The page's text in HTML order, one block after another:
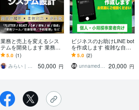
業務と売上を変えるシス
テムを開発します 業務効
率化・売上アップにつな
がる設計“実用性重視”
5.0 (1)
みらい｜開発×SNS×デザイン
50,000 円
ビジネスのお助けLINE bot
を作成します 複雑な自動
返答やアカウント別の返
答内容にも対応します。
5.0 (2)
unnamed行方 20,000 円